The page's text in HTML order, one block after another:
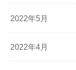
2022年5月
2022年4月